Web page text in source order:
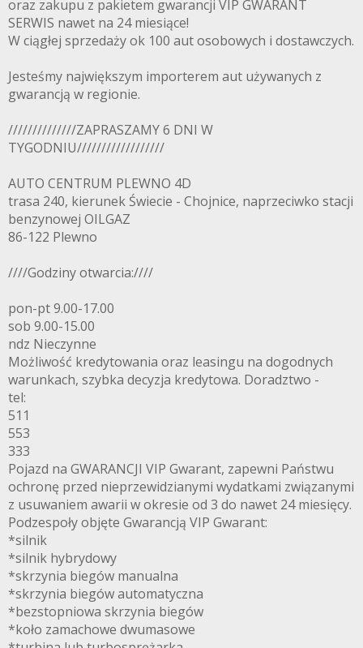
oraz zakupu z pakietem gwarancji VIP GWARANT
SERWIS nawet na 24 miesiące!
W ciągłej sprzedaży ok 100 aut osobowych i dostawczych.
Jesteśmy największym importerem aut używanych z
gwarancją w regionie.
//////////////ZAPRASZAMY 6 DNI W
TYGODNIU//////////////////
AUTO CENTRUM PLEWNO 4D
trasa 240, kierunek Świecie - Chojnice, naprzeciwko stacji
benzynowej OILGAZ
86-122 Plewno
////Godziny otwarcia:////
pon-pt 9.00-17.00
sob 9.00-15.00
ndz Nieczynne
Możliwość kredytowania oraz leasingu na dogodnych
warunkach, szybka decyzja kredytowa. Doradztwo -
tel:
511
553
333
Pojazd na GWARANCJI VIP Gwarant, zapewni Państwu
ochronę przed nieprzewidzianymi wydatkami związanymi
z usuwaniem awarii w okresie od 3 do nawet 24 miesięcy.
Podzespoły objęte Gwarancją VIP Gwarant:
*silnik
*silnik hybrydowy
*skrzynia biegów manualna
*skrzynia biegów automatyczna
*bezstopniowa skrzynia biegów
*koło zamachowe dwumasowe